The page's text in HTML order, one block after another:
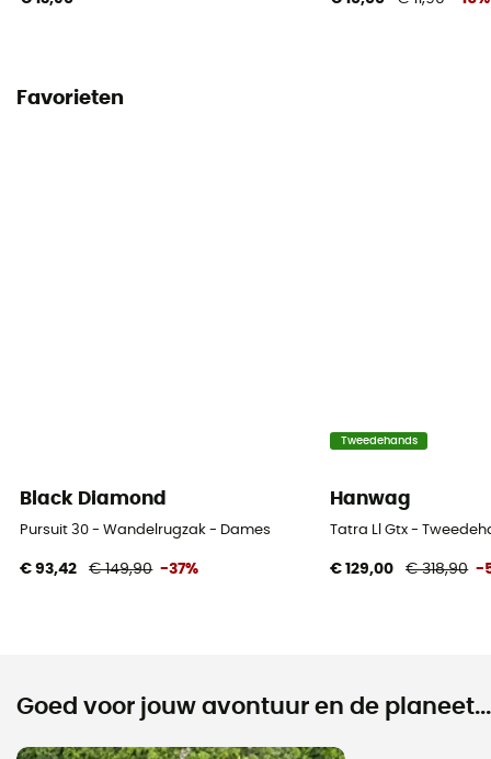
Favorieten
Black Diamond
Pursuit 30 - Wandelrugzak - Dames
€ 93,42 € 149,90 -37%
Tweedehands
Hanwag
Tatra Ll Gtx -
€ 129,00 € 318,90 -
Goed voor jouw avontuur en de planeet...